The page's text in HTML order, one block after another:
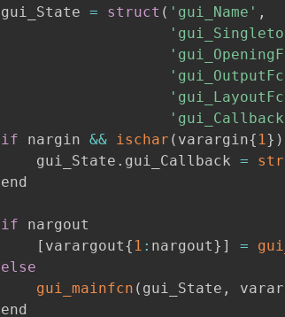
gui_State = struct ( 'gui_Name' ,
if nargin && ischar ( varargin{ 1} )
    gui_State
. gui_Callback =
end
if nargout
[ varargout{ 1 : nargout} ] =
else
gui_mainfcn ( gui_State ,